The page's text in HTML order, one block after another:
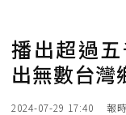
播出超過
出無數台灣
2024-07-29 17:40 報